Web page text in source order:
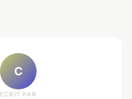
C
ECRIT PAR